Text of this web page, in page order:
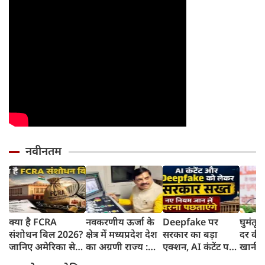
नवीनतम
क्या है FCRA
संशोधन बिल 2026?
जानिए अमेरिका से
नवकरणीय ऊर्जा के
क्षेत्र में मध्यप्रदेश देश
का अग्रणी राज्य :
Deepfake पर
सरकार का बड़ा
एक्शन, AI कंटेंट पर
घुमंतू
दर की
खानी